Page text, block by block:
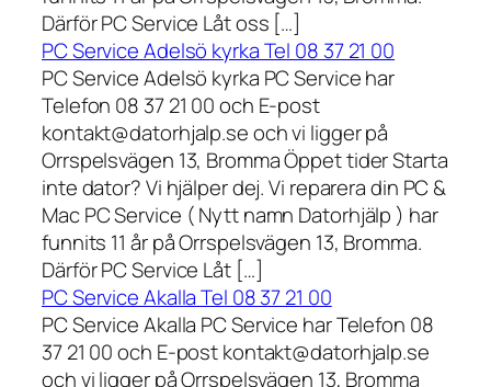
Därför PC Service Låt oss […]
PC Service Adelsö kyrka Tel 08 37 21 00
PC Service Adelsö kyrka PC Service har
Telefon 08 37 21 00 och E-post
kontakt@datorhjalp.se och vi ligger på
Orrspelsvägen 13, Bromma Öppet tider Starta
inte dator? Vi hjälper dej. Vi reparera din PC &
Mac PC Service ( Nytt namn Datorhjälp ) har
funnits 11 år på Orrspelsvägen 13, Bromma.
Därför PC Service Låt […]
PC Service Akalla Tel 08 37 21 00
PC Service Akalla PC Service har Telefon 08
37 21 00 och E-post kontakt@datorhjalp.se
och vi ligger på Orrspelsvägen 13, Bromma